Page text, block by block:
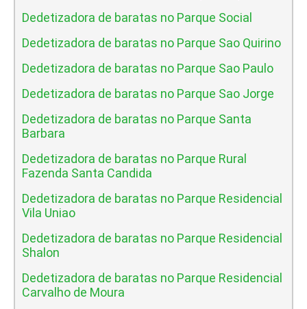
Dedetizadora de baratas no Parque Social
Dedetizadora de baratas no Parque Sao Quirino
Dedetizadora de baratas no Parque Sao Paulo
Dedetizadora de baratas no Parque Sao Jorge
Dedetizadora de baratas no Parque Santa
Barbara
Dedetizadora de baratas no Parque Rural
Fazenda Santa Candida
Dedetizadora de baratas no Parque Residencial
Vila Uniao
Dedetizadora de baratas no Parque Residencial
Shalon
Dedetizadora de baratas no Parque Residencial
Carvalho de Moura